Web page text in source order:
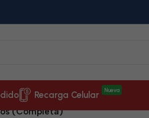
Recarga Celular Nueva
(Completa)